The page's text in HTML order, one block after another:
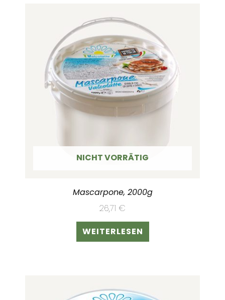
NICHT VORRÄTIG
Mascarpone, 2000g
26,71 €
WEITERLESEN